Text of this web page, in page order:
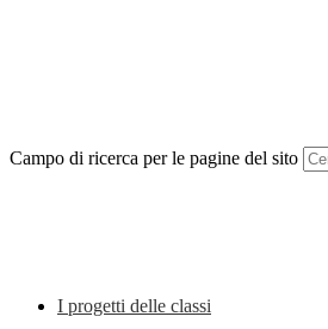
Campo di ricerca per le pagine del sito
I progetti delle classi